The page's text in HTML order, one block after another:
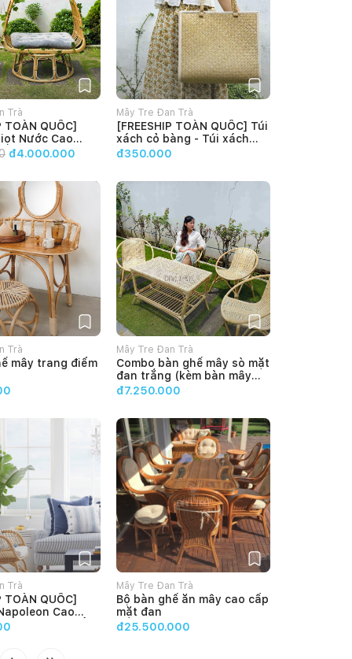
Trà
TOÀN QUỐC]
Nước Cao
Check In -
đ4.000.000
Mây Tre Đan Trà
[FREESHIP TOÀN QUỐC] Túi
xách cỏ bàng - Túi xách
thời trang
đ350.000
Trà
mây trang điểm
Mây Tre Đan Trà
Combo bàn ghế mây sò mặt
đan trắng (kèm bàn mây
chữ nhật)
đ7.250.000
Trà
TOÀN QUỐC]
Cao
Vintage Cổ
Mây Tre Đan Trà
Bộ bàn ghế ăn mây cao cấp
mặt đan
đ25.500.000